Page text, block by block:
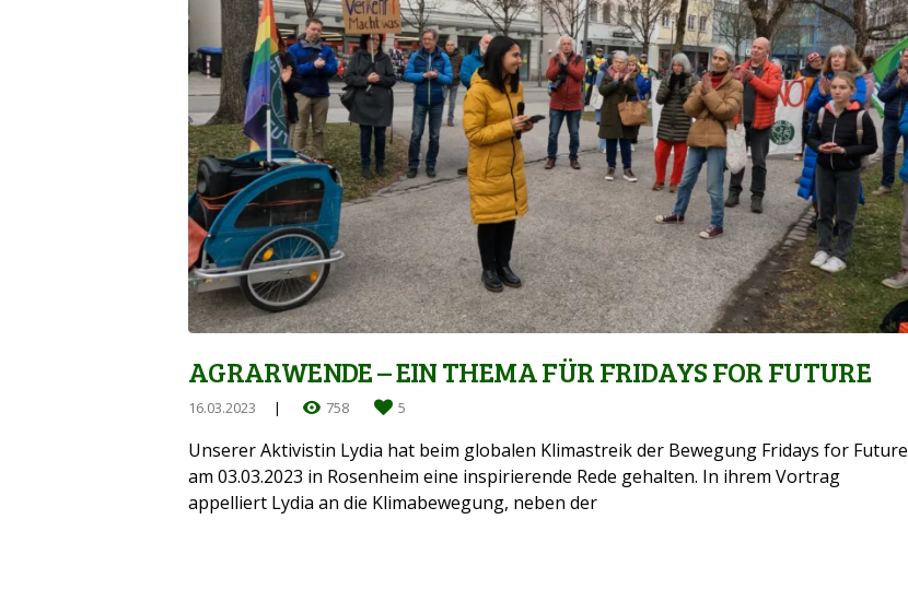
AGRARWENDE – EIN THEMA FÜR FRIDAYS FOR FUTURE
16.03.2023 758 5
Unserer Aktivistin Lydia hat beim globalen Klimastreik der Bewegung Fridays for Future
am 03.03.2023 in Rosenheim eine inspirierende Rede gehalten. In ihrem Vortrag
appelliert Lydia an die Klimabewegung, neben der